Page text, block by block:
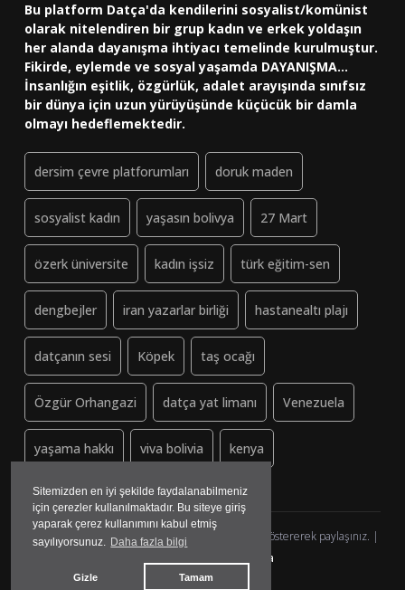
Sitemizden en iyi şekilde faydalanabilmeniz
için çerezler kullanılmaktadır. Bu siteye giriş
yaparak çerez kullanımını kabul etmiş
sayılıyorsunuz. Daha fazla bilgi
Gizle Tamam
Bu platform Datça'da kendilerini sosyalist/komünist
olarak nitelendiren bir grup kadın ve erkek yoldaşın
her alanda dayanışma ihtiyacı temelinde kurulmuştur.
Fikirde, eylemde ve sosyal yaşamda DAYANIŞMA...
İnsanlığın eşitlik, özgürlük, adalet arayışında sınıfsız
bir dünya için uzun yürüyüşünde küçücük bir damla
olmayı hedeflemektedir.
dersim çevre platforumları doruk maden
sosyalist kadın yaşasın bolivya 27 Mart
özerk üniversite kadın işsiz türk eğitim-sen
dengbejler iran yazarlar birliği hastanealtı plajı
datçanın sesi Köpek taş ocağı
Özgür Orhangazi datça yat limanı Venezuela
yaşama hakkı viva bolivia kenya
Dayanisma-Datca.org (ↄ) Copyleft - Lütfen kaynak göstererek paylaşınız. |
madmedya